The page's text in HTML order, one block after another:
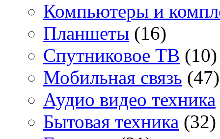
Компьютеры и
Планшеты (16)
Спутниковое ТВ (10)
Мобильная связь (47)
Аудио видео техника
Бытовая техника (32)